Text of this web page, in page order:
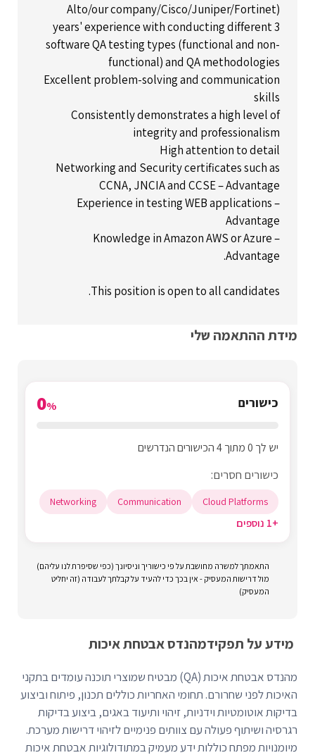
Alto/our company/Cisco/Juniper/Fortinet)
3 years' experience with conducting different
software QA testing types (functional and non-
functional) and QA methodologies
Excellent problem-solving and communication
skills
Consistently demonstrates a high level of
integrity and professionalism
High attention to detail
Networking and Security certificates such as
CCNA, JNCIA and CCSE – Advantage
Experience in testing WEB applications –
Advantage
Knowledge in Amazon AWS or Azure –
Advantage.
This position is open to all candidates.
מידת ההתאמה שלי
כישורים 0%
יש לך 0 מתוך 4 הכישורים הנדרשים
כישורים חסרים:
Cloud Platforms
Communication
Networking
+1 נוספים
התאמתך למשרה מחושבת על פי כישוריך וניסיונך (כפי שסיפרת לנו עליהם)
מול דרישות המעסיק - אין בכך כדי להעיד על קבלתך לעבודה (זה יחליט
המעסיק)
מידע על תפקידמהנדס אבטחת איכות
מהנדס אבטחת איכות (QA) מבטיח שמוצרי תוכנה עומדים בתקני
האיכות לפני שחרורם. תחומי האחריות כוללים תכנון, פיתוח וביצוע
בדיקות אוטומטיות וידניות, זיהוי ותיעוד באגים, ביצוע בדיקות
רגרסיה ושיתוף פעולה עם צוותים פנימיים לזיהוי דרישות מערכת.
מיומנויות מפתח כוללות ידע מעמיק במתודולוגיות אבטחת איכות